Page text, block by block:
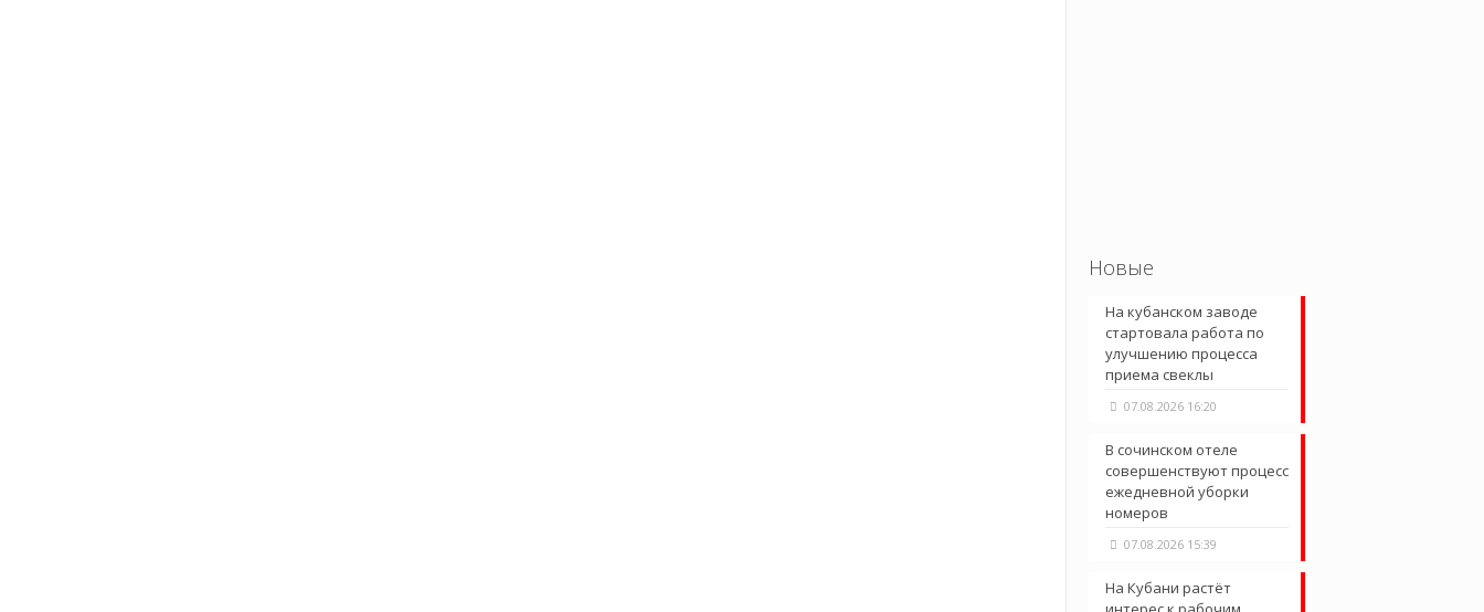
Новые
На кубанском заводе
стартовала работа по
улучшению процесса
приема свеклы
07.08.2026 16:20
В сочинском отеле
совершенствуют процесс
ежедневной уборки
номеров
07.08.2026 15:39
На Кубани растёт